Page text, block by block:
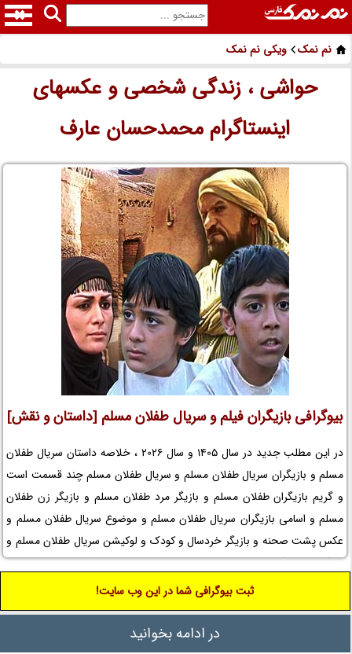
نم نمک ویکی نم نمک
حواشی ، زندگی شخصی و عکسهای
اینستاگرام محمدحسان عارف
بیوگرافی بازیگران فیلم و سریال طفلان مسلم [داستان و نقش]
در این مطلب جدید در سال 1405 و سال 2026 ، خلاصه داستان سریال طفلان
مسلم و بازیگران سریال طفلان مسلم و سریال طفلان مسلم چند قسمت است
و گریم بازیگران طفلان مسلم و بازیگر مرد طفلان مسلم و بازیگر زن طفلان
مسلم و اسامی بازیگران سریال طفلان مسلم و موضوع سریال طفلان مسلم و
عکس پشت صحنه و بازیگر خردسال و کودک و لوکیشن سریال طفلان مسلم و
بیوگرافی بازیگران مجموعه تلویزیونی طفلان مسلم و کارگردان سریال طفلان
مسلم و افتخارات طفلان مسلم و جوایز طفلان مسلم و عوامل سریال طفلان
مسلم را در نم نمک ببینید.
ثبت بیوگرافی شما در این وب سایت!
در ادامه بخوانید